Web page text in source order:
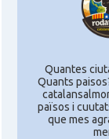
Quantes
Quants
països i
que mes